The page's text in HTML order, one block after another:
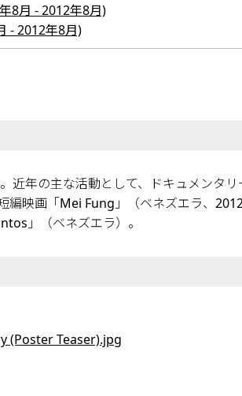
8月 - 2012年8月)
- 2012年8月)
近年の主な活動として、ドキュメンタ
編映画「Mei Fung」（ベネズエラ、
」（ベネズエラ）。